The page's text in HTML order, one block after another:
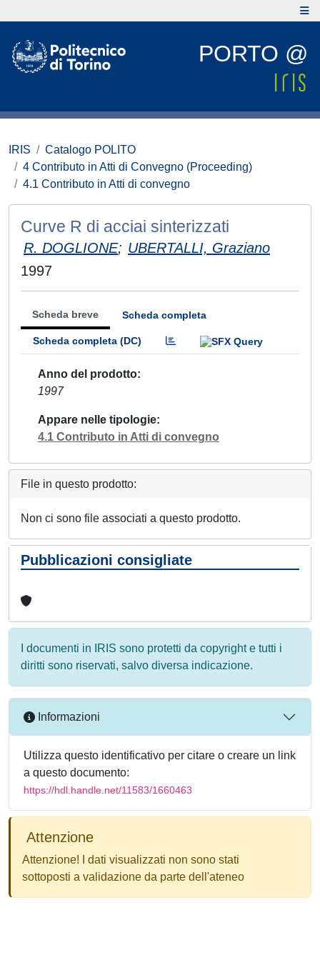
PORTO @
IRIS
Catalogo POLITO
4 Contributo in Atti di Convegno (Proceeding)
4.1 Contributo in Atti di convegno
Curve R di acciai sinterizzati
R. DOGLIONE; UBERTALLI, Graziano
1997
Scheda breve Scheda completa
Scheda completa (DC)
Anno del prodotto
1997
Appare nelle tipologie
4.1 Contributo in Atti di convegno
File in questo prodotto:
Non ci sono file associati a questo prodotto.
Pubblicazioni consigliate
I documenti in IRIS sono protetti da copyright e tutti i
diritti sono riservati, salvo diversa indicazione.
Informazioni
Utilizza questo identificativo per citare o creare un link
a questo documento:
https://hdl.handle.net/11583/1660463
Attenzione
Attenzione! I dati visualizzati non sono stati
sottoposti a validazione da parte dell'ateneo